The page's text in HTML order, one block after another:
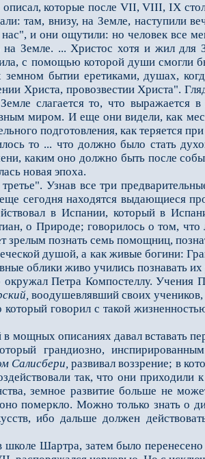
которые после VII, VIII, IХ
там, внизу, на Земле, на­ступили
и они ощутили: но человек все
на Земле. ... Христос хотя и жил
с помощью которой души смогли
земном бытии еретиками, душах,
Христа, провозвестии Христа".
слагается то, что выражается
миром. И еще они видели, как
подготовления, как теряется
то ... что должно было стать
каким оно должно быть пос­ле
новая эпоха.
Узнав все три
сегодня находятся выдающиеся
в Испании, который в
о Природе; говорилось о том,
зрелым познать семь помощниц,
душой, а как живые богини:
облики живо учились познавать их
Петра Компостеллу. Учения
воодушевлявший сво­их
говорил с такой
в мощных описаниях давал вставать
грандиозно,
Салисбери, развивал воззрение; в
так, что они приходили
земное развитие больше не
помер­кло. Можно только знать о
ибо дальше должен
Шартра, затем было